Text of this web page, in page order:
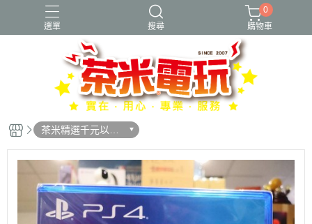
選單 搜尋
0
購物車
茶米精選千元以內
遊戲片